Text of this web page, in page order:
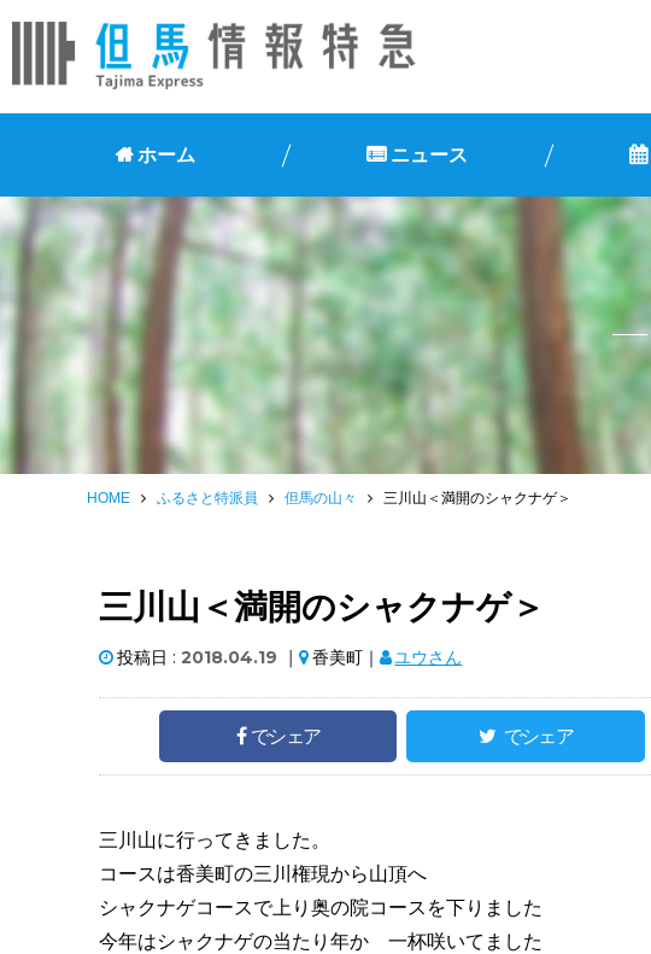
ホーム ニュース
HOME ふるさと特派員 但馬の山々 三川山＜満開のシャクナゲ＞
三川山＜満開のシャクナゲ＞
投稿日 : 2018.04.19 ｜ 香美町｜ ユウさん
でシェア でシェア
三川山に行ってきました。
コースは香美町の三川権現から山頂へ
シャクナゲコースで上り奥の院コースを下りました
今年はシャクナゲの当たり年か 一杯咲いてました